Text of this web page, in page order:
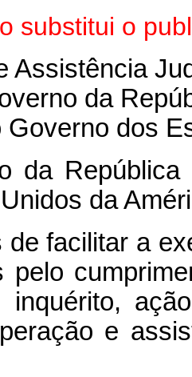
substitui o
Assistência
da
Governo dos
da
da
de facilitar a
pelo
inquérito,
e